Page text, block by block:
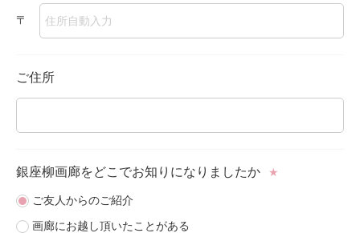
〒
ご住所
銀座柳画廊をどこでお知りになりましたか ★
ご友人からのご紹介
画廊にお越し頂いたことがある